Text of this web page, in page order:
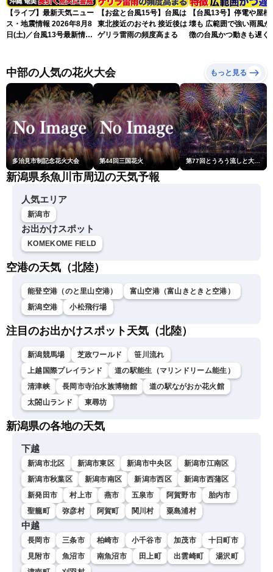
【ライブ】最新天気ニュー
ス・地震情報 2026年8月8
日(土)／台風13号最新情
フタヌーン・山岸愛梨／芳
野達郎〉
【お盆と台風15号】台風は
東北接近のおそれ 接近後は
ゲリラ雷雨の頻度高まる
【台風13号】停電や屋根
壊も 広範囲で強い雨風が
徴の台風かつ動きも遅く
中部の人気の花火大会 もっと見る
多治見市制記念花火大会 第44回三国花火
新潟県糸魚川市周辺の天気予報
人気エリア
新潟市
お出かけスポット
KOMEKOME FIELD
空港の天気（北陸）
能登空港（のと里山空港）
富山空港（富山きときと空港）
新潟空港
小松飛行場
注目のお出かけスポット天気（北陸）
新潟競馬場 芝政ワールド
笹川流れ
上越国際プレイランド
道の駅能生（マリンドリーム能生）
清津峡
長岡市寺泊水族博物館
道の駅ながおか花火館
太閤山ランド
東尋坊
新潟県の各地の天気
下越
新潟市北区 新潟市東区 新潟市中央区
新潟市江南区
新潟市秋葉区
新潟市南区 新潟市西区
新潟市西蒲区
新発田市
村上市 燕市 五泉市 阿賀野市
胎内市
聖籠町
弥彦村 阿賀町 関川村 粟島浦村
中越
長岡市 三条市 柏崎市 小千谷市 加茂市
十日町市
見附市
魚沼市 南魚沼市 田上町 出雲崎町
湯沢町